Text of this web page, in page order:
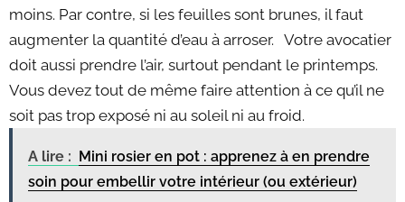
moins. Par contre, si les feuilles sont brunes, il faut
augmenter la quantité d’eau à arroser. Votre avocatier
doit aussi prendre l’air, surtout pendant le printemps.
Vous devez tout de même faire attention à ce qu’il ne
soit pas trop exposé ni au soleil ni au froid.
A lire :
Mini rosier en pot : apprenez à en prendre
soin pour embellir votre intérieur (ou extérieur)